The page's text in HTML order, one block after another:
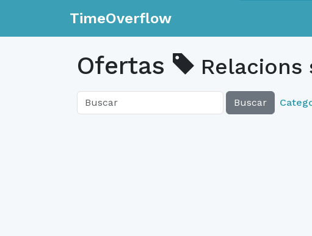
TimeOverflow
Ofertas Relacions
Buscar